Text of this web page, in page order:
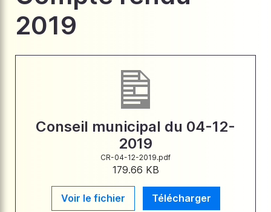
2019
Conseil municipal du 04-12-
2019
CR-04-12-2019.pdf
179.66 KB
Voir le fichier Télécharger